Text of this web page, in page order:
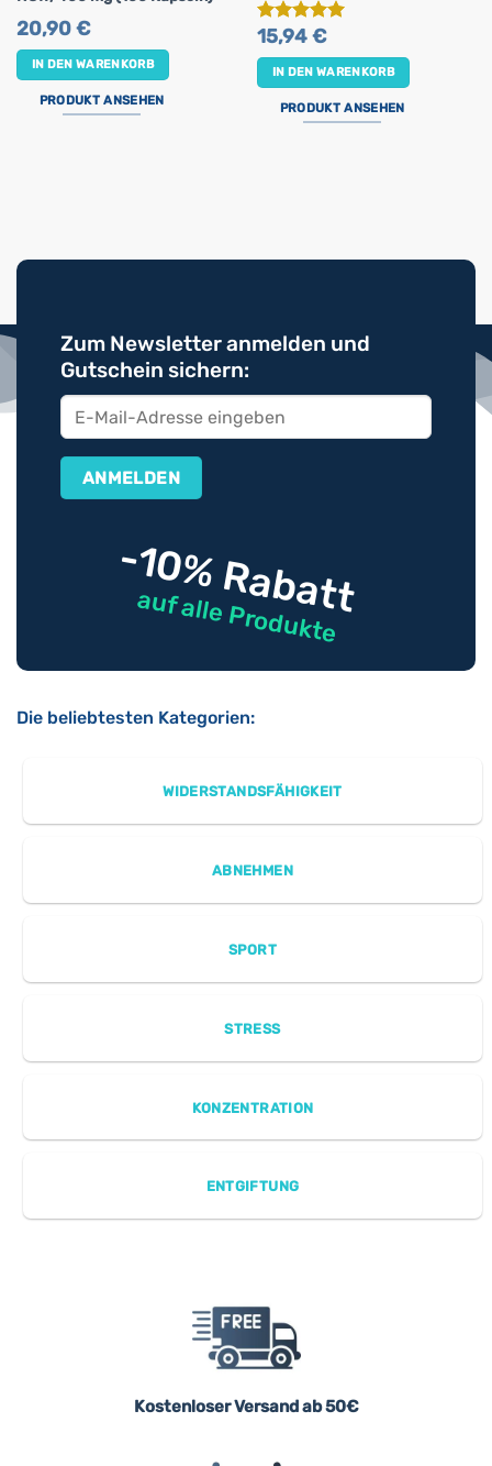
20,90€
IN DEN WARENKORB
PRODUKT ANSEHEN
Bewertet
15,94€
IN DEN WARENKORB
PRODUKT ANSEHEN
Zum Newsletter anmelden und
Gutschein sichern:
-10% Rabatt
auf alle Produkte
Die beliebtesten Kategorien:
WIDERSTANDSFÄHIGKEIT
ABNEHMEN
SPORT
STRESS
KONZENTRATION
ENTGIFTUNG
Kostenloser Versand ab 50€